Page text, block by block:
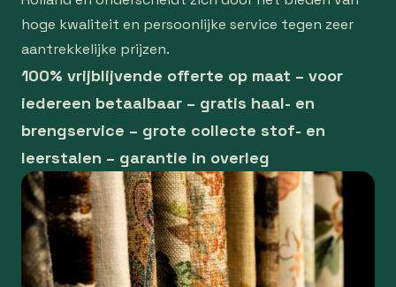
hoge kwaliteit en persoonlijke service tegen zeer
aantrekkelijke prijzen.
100% vrijblijvende offerte op maat – voor
iedereen betaalbaar – gratis haal- en
brengservice – grote collecte stof- en
leerstalen – garantie in overleg